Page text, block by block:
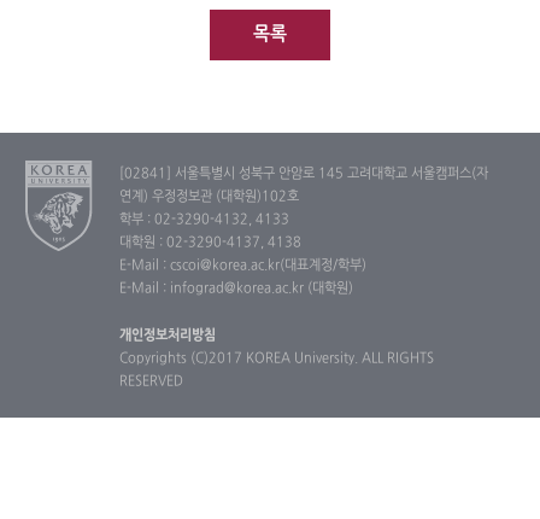
목록
[02841] 서울특별시 성북구 안암로 145 고려대학교 서울캠퍼스(자
연계) 우정정보관 (대학원)102호
학부 : 02-3290-4132, 4133
대학원 : 02-3290-4137, 4138
E-Mail : cscoi@korea.ac.kr(대표계정/학부)
E-Mail : infograd@korea.ac.kr (대학원)
개인정보처리방침
Copyrights (C)2017 KOREA University. ALL RIGHTS
RESERVED